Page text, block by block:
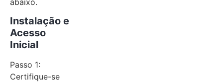
abaixo.
Instalação e
Acesso
Inicial
Passo 1:
Certifique-se